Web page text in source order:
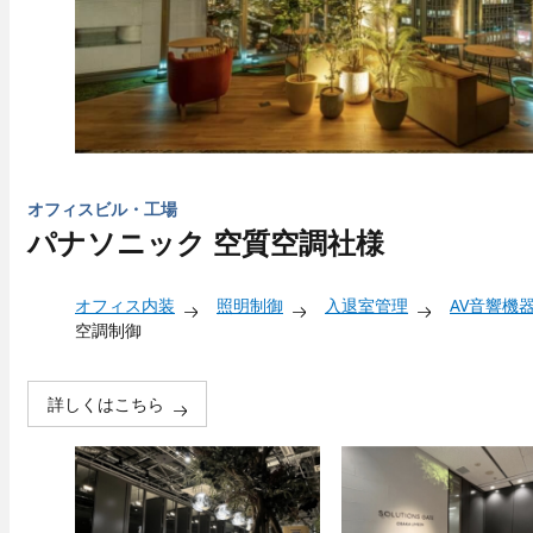
オフィスビル・工場
パナソニック 空質空調社様
オフィス内装 照明制御 入退室管理
AV音響機
空調制御
詳しくはこちら